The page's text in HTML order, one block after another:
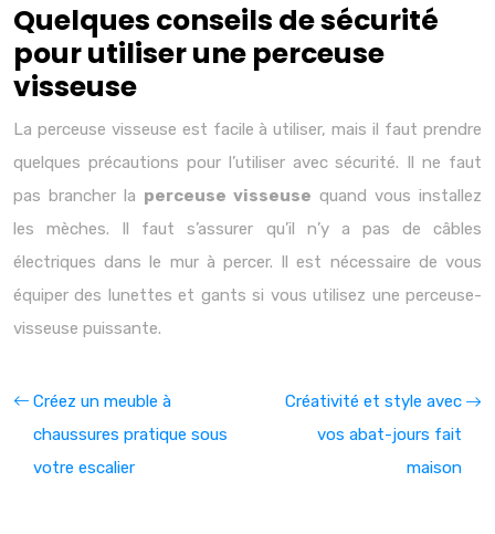
Quelques conseils de sécurité
pour utiliser une perceuse
visseuse
La perceuse visseuse est facile à utiliser, mais il faut prendre
quelques précautions pour l’utiliser avec sécurité. Il ne faut
pas brancher la perceuse visseuse quand vous installez
les mèches. Il faut s’assurer qu’il n’y a pas de câbles
électriques dans le mur à percer. Il est nécessaire de vous
équiper des lunettes et gants si vous utilisez une perceuse-
visseuse puissante.
Créez un meuble à
chaussures pratique sous
votre escalier
Créativité et style avec
vos abat-jours fait
maison